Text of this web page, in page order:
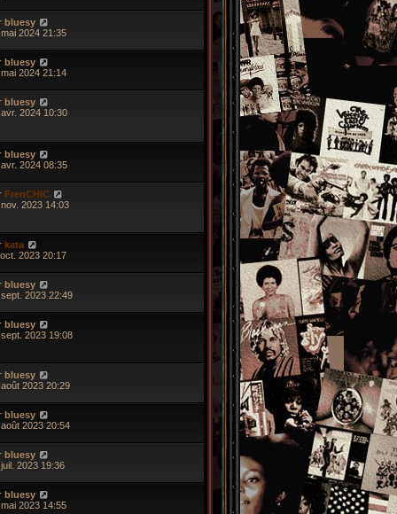
bluesy
2024 21:35
bluesy
2024 21:14
bluesy
2024 10:30
bluesy
2024 08:35
FrenCHIC
2023 14:03
kata
2023 20:17
bluesy
2023 22:49
bluesy
2023 19:08
bluesy
2023 20:29
bluesy
2023 20:54
bluesy
2023 19:36
bluesy
2023 14:55